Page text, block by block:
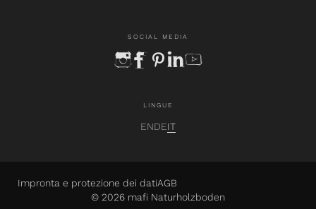
SOCIAL MEDIA
instagram
facebook
pinterest
linkedinyoutube
LINGUE
ENDEIT
Impronta e protezione dei datiAGB
© 2026 mafi Naturholzboden